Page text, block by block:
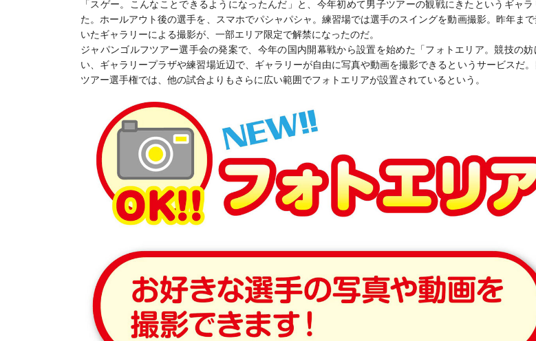
「スゲー。こんなことできるようになったんだ」と、今年初めて男子ツアーの観戦にきたというギャ
た。ホールアウト後の選手を、スマホでパシャパシャ。練習場では選手のスイングを動画撮影。昨年ま
いたギャラリーによる撮影が、一部エリア限定で解禁になったのだ。
ジャパンゴルフツアー選手会の発案で、今年の国内開幕戦から設置を始めた「フォトエリア。競技の
い、ギャラリープラザや練習場近辺で、ギャラリーが自由に写真や動画を撮影できるというサービスだ
ツアー選手権では、他の試合よりもさらに広い範囲でフォトエリアが設置されているという。